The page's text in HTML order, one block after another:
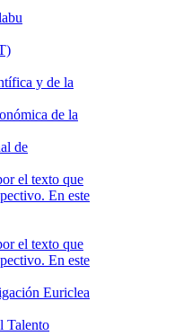
y de la
de la
de
Euriclea
Talento